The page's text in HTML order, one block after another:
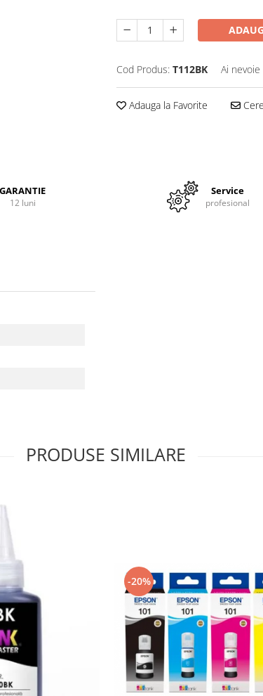
Cod Produs: T112BK Ai
Adauga la Favorite
GARANTIE
12 luni
Service
profesional
PRODUSE SIMILARE
-20%